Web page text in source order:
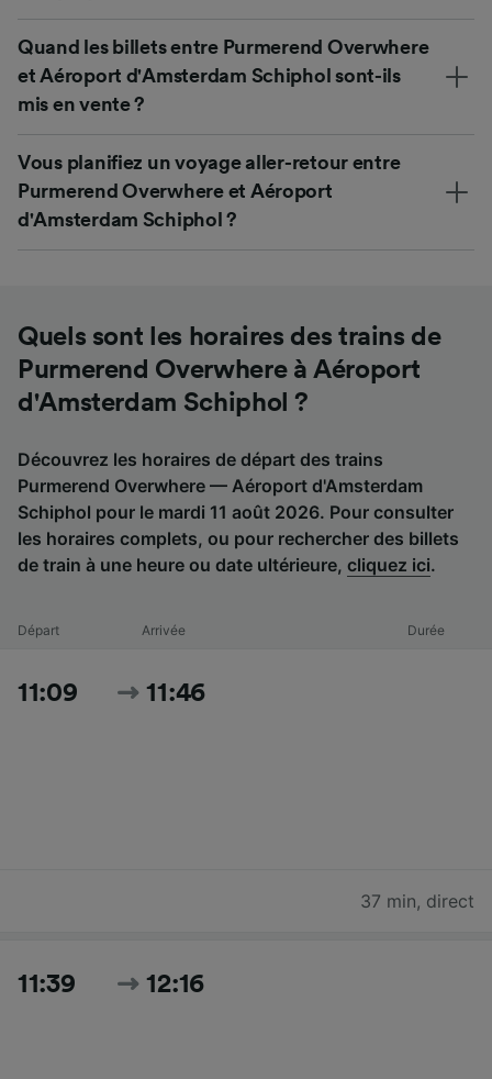
Quand les billets entre Purmerend Overwhere
et Aéroport d'Amsterdam Schiphol sont-ils
mis en vente ?
Vous planifiez un voyage aller-retour entre
Purmerend Overwhere et Aéroport
d'Amsterdam Schiphol ?
Quels sont les horaires des trains de
Purmerend Overwhere à Aéroport
d'Amsterdam Schiphol ?
Découvrez les horaires de départ des trains
Purmerend Overwhere — Aéroport d'Amsterdam
Schiphol pour le mardi 11 août 2026. Pour consulter
les horaires complets, ou pour rechercher des billets
de train à une heure ou date ultérieure, cliquez ici.
Départ Arrivée Durée
11:09 11:46
37 min, direct
11:39 12:16